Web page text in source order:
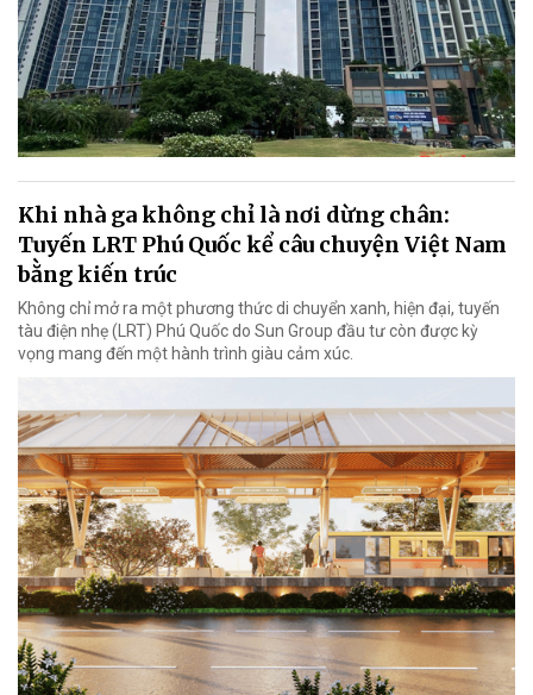
Khi nhà ga không chỉ là nơi dừng chân:
Tuyến LRT Phú Quốc kể câu chuyện Việt Nam
bằng kiến trúc
Không chỉ mở ra một phương thức di chuyển xanh, hiện đại, tuyến
tàu điện nhẹ (LRT) Phú Quốc do Sun Group đầu tư còn được kỳ
vọng mang đến một hành trình giàu cảm xúc.